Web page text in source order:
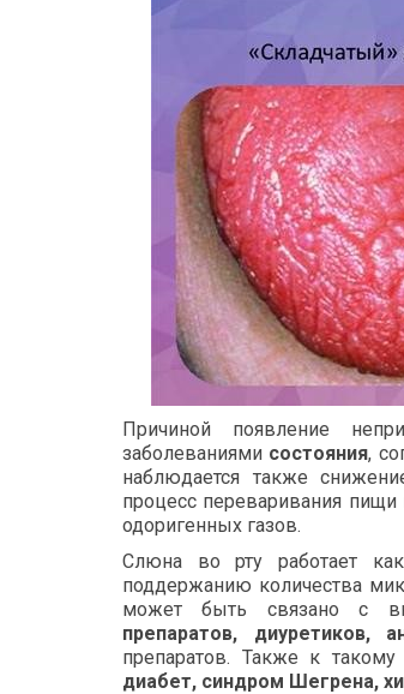
Причиной появление
заболеваниями состояния,
наблюдается также
процесс переваривания
одоригенных газов.
Слюна во рту работает
поддержанию количества
может быть связано с
препаратов, диуретиков,
препаратов. Также к
диабет, синдром Шегрена,